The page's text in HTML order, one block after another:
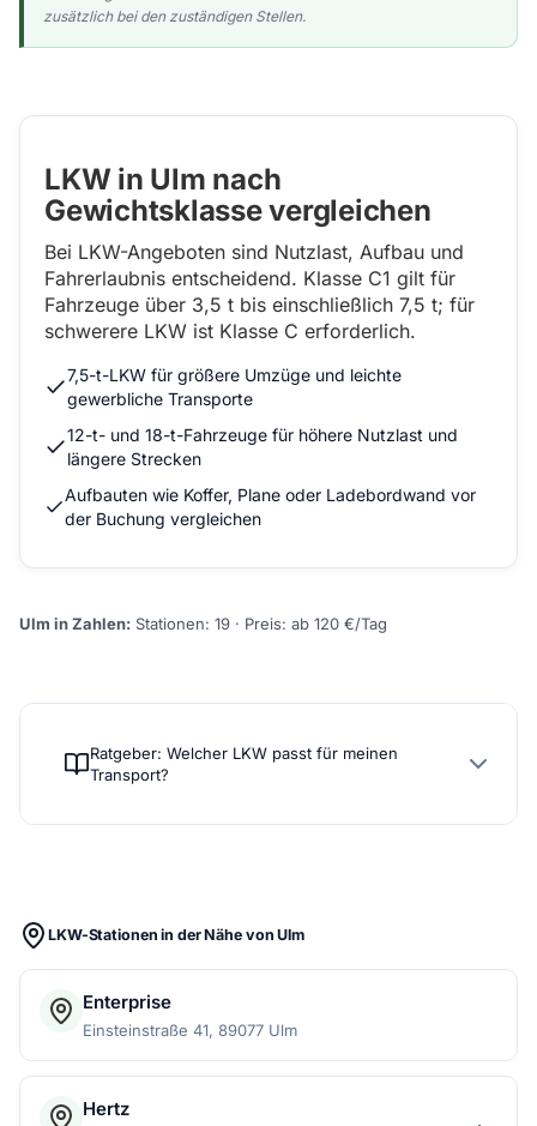
zusätzlich bei den zuständigen Stellen.
LKW in Ulm nach
Gewichtsklasse vergleichen
Bei LKW-Angeboten sind Nutzlast, Aufbau und
Fahrerlaubnis entscheidend. Klasse C1 gilt für
Fahrzeuge über 3,5 t bis einschließlich 7,5 t; für
schwerere LKW ist Klasse C erforderlich.
7,5-t-LKW für größere Umzüge und leichte
gewerbliche Transporte
12-t- und 18-t-Fahrzeuge für höhere Nutzlast und
längere Strecken
Aufbauten wie Koffer, Plane oder Ladebordwand vor
der Buchung vergleichen
Ulm in Zahlen: Stationen: 19 · Preis: ab 120 €/Tag
Ratgeber: Welcher LKW passt für meinen
Transport?
LKW-Stationen in der Nähe von Ulm
Enterprise
Einsteinstraße 41, 89077 Ulm
Hertz